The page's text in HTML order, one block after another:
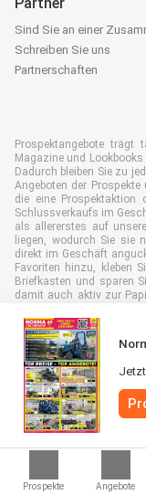
Prospekte Angebote
Sind Sie an einer
Schreiben Sie uns
Partnerschaften
Prospektangebote trägt
Magazine und
Dadurch bleiben Sie zu
Angeboten der
die eine Prospektaktion
Schlussverkaufs im
als allererstes auf
liegen, wodurch Sie sie
direkt im Geschäft
Favoriten hinzu, kleben
Briefkasten und sparen
damit auch aktiv zur
Alle Rechte vorbehalten
|Allgemeine